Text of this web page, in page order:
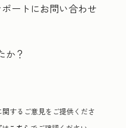
ートにお問い合わせ
か？
するご意見をご提供くださ